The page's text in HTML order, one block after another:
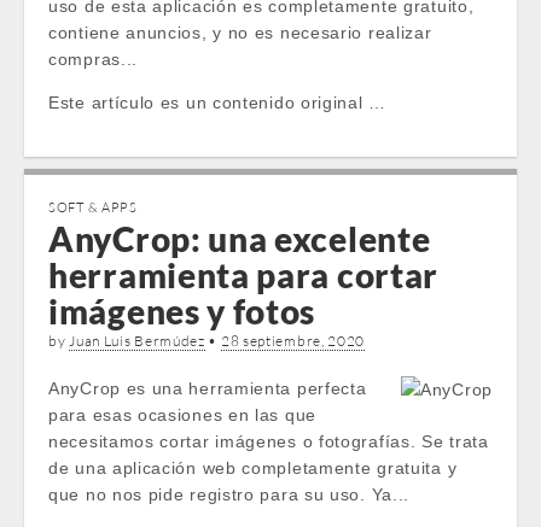
uso de esta aplicación es completamente gratuito,
contiene anuncios, y no es necesario realizar
compras...
Este artículo es un contenido original …
SOFT & APPS
AnyCrop: una excelente
herramienta para cortar
imágenes y fotos
byJuan Luis Bermúdez • 28 septiembre, 2020
AnyCrop es una herramienta perfecta
para esas ocasiones en las que
necesitamos cortar imágenes o fotografías. Se trata
de una aplicación web completamente gratuita y
que no nos pide registro para su uso. Ya...